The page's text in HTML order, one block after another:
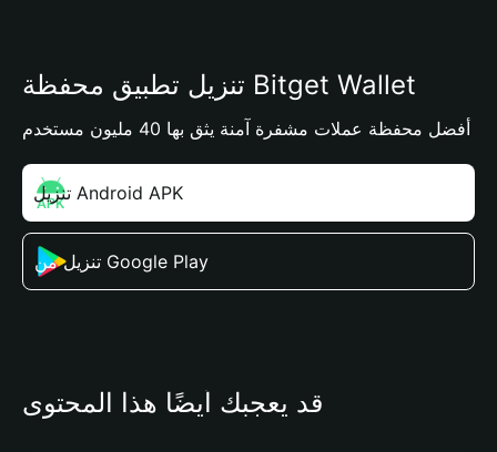
تنزيل تطبيق محفظة Bitget Wallet
أفضل محفظة عملات مشفرة آمنة يثق بها 40 مليون مستخدم
تنزيل Android APK
تنزيل من Google Play
قد يعجبك أيضًا هذا المحتوى